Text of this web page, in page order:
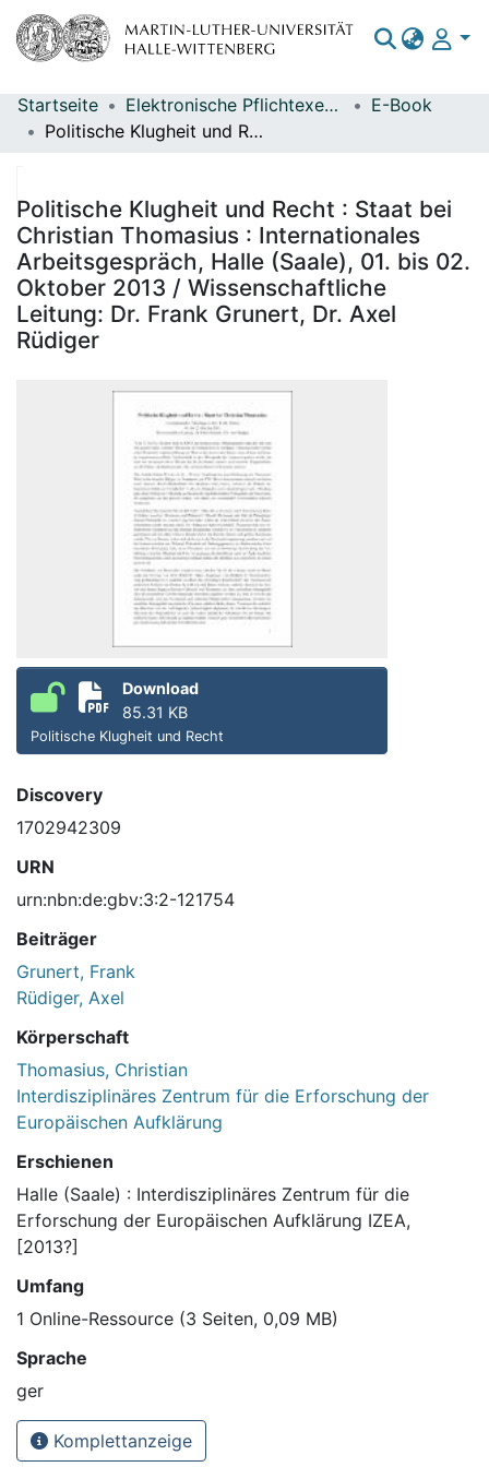
Bereiche & Sammlungen
Statistiken
Startseite Elektronische Pflichtexemplare
E-Book
Politische Klugheit und Recht : Staat bei Christian Thomasius : Internationales Arbeitsgespräch, Halle (Saale), 01. bis 02. Oktober 2013 / Wissenschaftliche Leitung: Dr. Frank Grunert, Dr. Axel Rüdiger
Politische Klugheit und Recht : Staat bei
Christian Thomasius : Internationales
Arbeitsgespräch, Halle (Saale), 01. bis 02.
Oktober 2013 / Wissenschaftliche
Leitung: Dr. Frank Grunert, Dr. Axel
Rüdiger
Download
85.31 KB
Politische Klugheit und Recht
Discovery
1702942309
URN
urn:nbn:de:gbv:3:2-121754
Beiträger
Grunert, Frank
Rüdiger, Axel
Körperschaft
Thomasius, Christian
Interdisziplinäres Zentrum für die Erforschung der
Europäischen Aufklärung
Erschienen
Halle (Saale) : Interdisziplinäres Zentrum für die
Erforschung der Europäischen Aufklärung IZEA,
[2013?]
Umfang
1 Online-Ressource (3 Seiten, 0,09 MB)
Sprache
ger
Komplettanzeige